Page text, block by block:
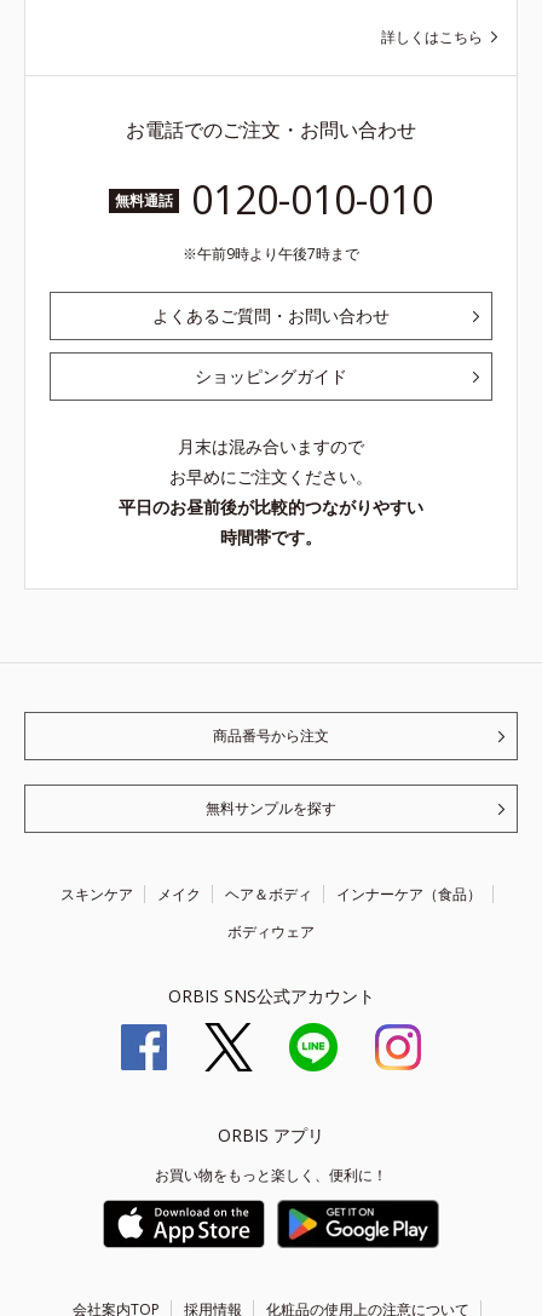
詳しくはこちら
お電話でのご注文・お問い合わせ
無料通話 0120-010-010
午前9時より午後7時まで
よくあるご質問・お問い合わせ
ショッピングガイド
月末は混み合いますので
お早めにご注文ください。
平日のお昼前後が比較的つながりやすい
時間帯です。
商品番号から注文
無料サンプルを探す
スキンケア メイク ヘア＆ボディ
インナーケア（食品）
ボディウェア
ORBIS SNS公式アカウント
ORBIS アプリ
お買い物をもっと楽しく、便利に！
会社案内TOP 採用情報 化粧品の使用上の注意について